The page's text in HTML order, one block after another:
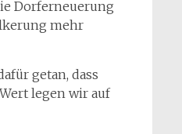
Dorferneuerung
mehr
getan, dass
legen wir auf